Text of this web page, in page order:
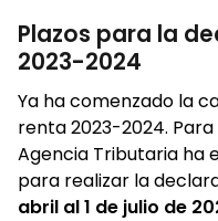
Plazos para la
2023-2024
Ya ha comenzado la
renta 2023-2024.
Agencia Tributaria ha
para realizar la
abril al 1 de julio de